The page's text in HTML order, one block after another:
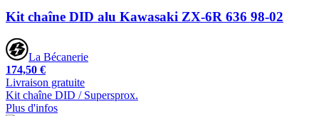
Kit chaîne DID alu Kawasaki ZX-6R 636 98-02
La Bécanerie
174,50 €
Livraison gratuite
Kit chaîne DID / Supersprox.
Plus d'infos